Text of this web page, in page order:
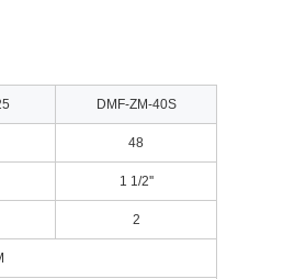
DMF-ZM-40S
48
1 1/2''
2